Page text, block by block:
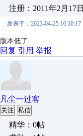
注册：2011年2月17日
发表于：2023-04-25 16:10:17
版本低了
回复 引用 举报
凡尘一过客
关注 私信
精华：0帖